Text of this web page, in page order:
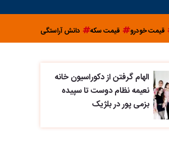
قیمت خودرو قیمت سکه دانش آراستگی
الهام گرفتن از دکوراسیون خانه
نعیمه نظام دوست تا سپیده
بزمی پور در بلژیک